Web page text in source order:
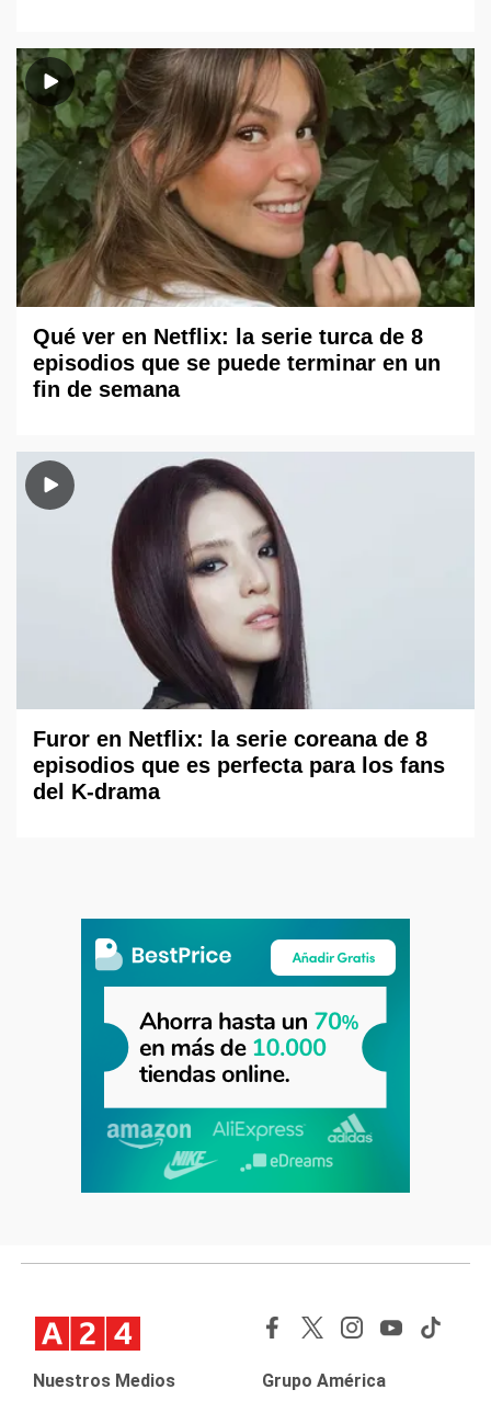
Qué ver en Netflix: la serie turca de 8
episodios que se puede terminar en un
fin de semana
Furor en Netflix: la serie coreana de 8
episodios que es perfecta para los fans
del K-drama
Nuestros Medios Grupo América